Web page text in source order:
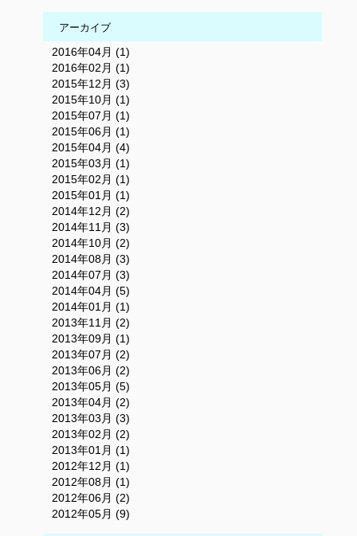
アーカイブ
2016年04月 (1)
2016年02月 (1)
2015年12月 (3)
2015年10月 (1)
2015年07月 (1)
2015年06月 (1)
2015年04月 (4)
2015年03月 (1)
2015年02月 (1)
2015年01月 (1)
2014年12月 (2)
2014年11月 (3)
2014年10月 (2)
2014年08月 (3)
2014年07月 (3)
2014年04月 (5)
2014年01月 (1)
2013年11月 (2)
2013年09月 (1)
2013年07月 (2)
2013年06月 (2)
2013年05月 (5)
2013年04月 (2)
2013年03月 (3)
2013年02月 (2)
2013年01月 (1)
2012年12月 (1)
2012年08月 (1)
2012年06月 (2)
2012年05月 (9)